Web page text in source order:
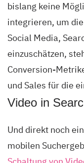
bislang keine
integrieren, um
Social Media,
einzuschätzen,
Conversion-
und Sales für die
Video in
Und direkt noch
mobilen